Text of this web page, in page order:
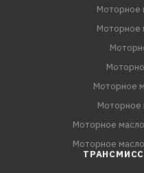
Моторное
Моторное
Моторное
Моторное
Моторное
Моторное